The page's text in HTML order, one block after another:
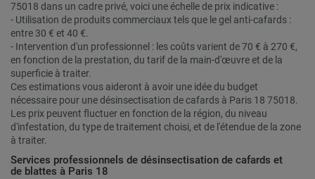
75018 dans un cadre privé, voici une échelle de prix indicative :
- Utilisation de produits commerciaux tels que le gel anti-cafards :
entre 30 € et 40 €.
- Intervention d'un professionnel : les coûts varient de 70 € à 270 €,
en fonction de la prestation, du tarif de la main-d'œuvre et de la
superficie à traiter.
Ces estimations vous aideront à avoir une idée du budget
nécessaire pour une désinsectisation de cafards à Paris 18 75018.
Les prix peuvent fluctuer en fonction de la région, du niveau
d'infestation, du type de traitement choisi, et de l'étendue de la zone
à traiter.
Services professionnels de désinsectisation de cafards et
de blattes à Paris 18